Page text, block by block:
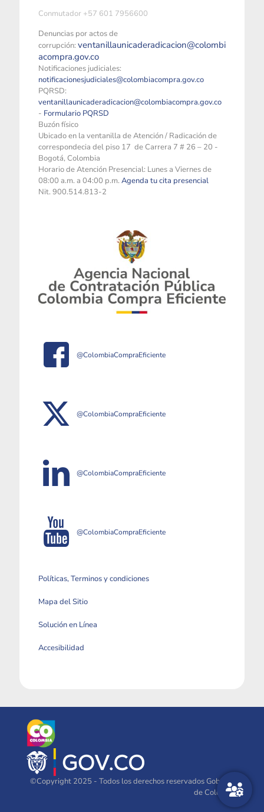
Conmutador +57 601 7956600
Denuncias por actos de
corrupción: ventanillaunicaderadicacion@colombi
acompra.gov.co
Notificaciones judiciales:
notificacionesjudiciales@colombiacompra.gov.co
PQRSD:
ventanillaunicaderadicacion@colombiacompra.gov.co
- Formulario PQRSD
Buzón físico
Ubicado en la ventanilla de Atención / Radicación de
correspondecia del piso 17 de Carrera 7 # 26 – 20 -
Bogotá, Colombia
Horario de Atención Presencial: Lunes a Viernes de
08:00 a.m. a 04:00 p.m. Agenda tu cita presencial
Nit. 900.514.813-2
@ColombiaCompraEficiente
@ColombiaCompraEficiente
@ColombiaCompraEficiente
@ColombiaCompraEficiente
Políticas, Terminos y condiciones
Mapa del Sitio
Solución en Línea
Accesibilidad
©Copyright 2025 - Todos los derechos reservados Gobierno
de Colombia